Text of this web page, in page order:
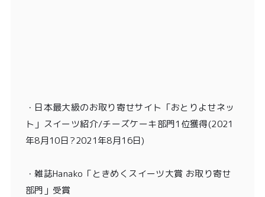
・ 日本最大級のお取り寄せサイト「おとりよせネッ
ト」スイーツ紹介/チーズケーキ部門1位獲得(2021
年8月10日?2021年8月16日)
・雑誌Hanako「ときめくスイーツ大賞 お取り寄せ
部門」受賞